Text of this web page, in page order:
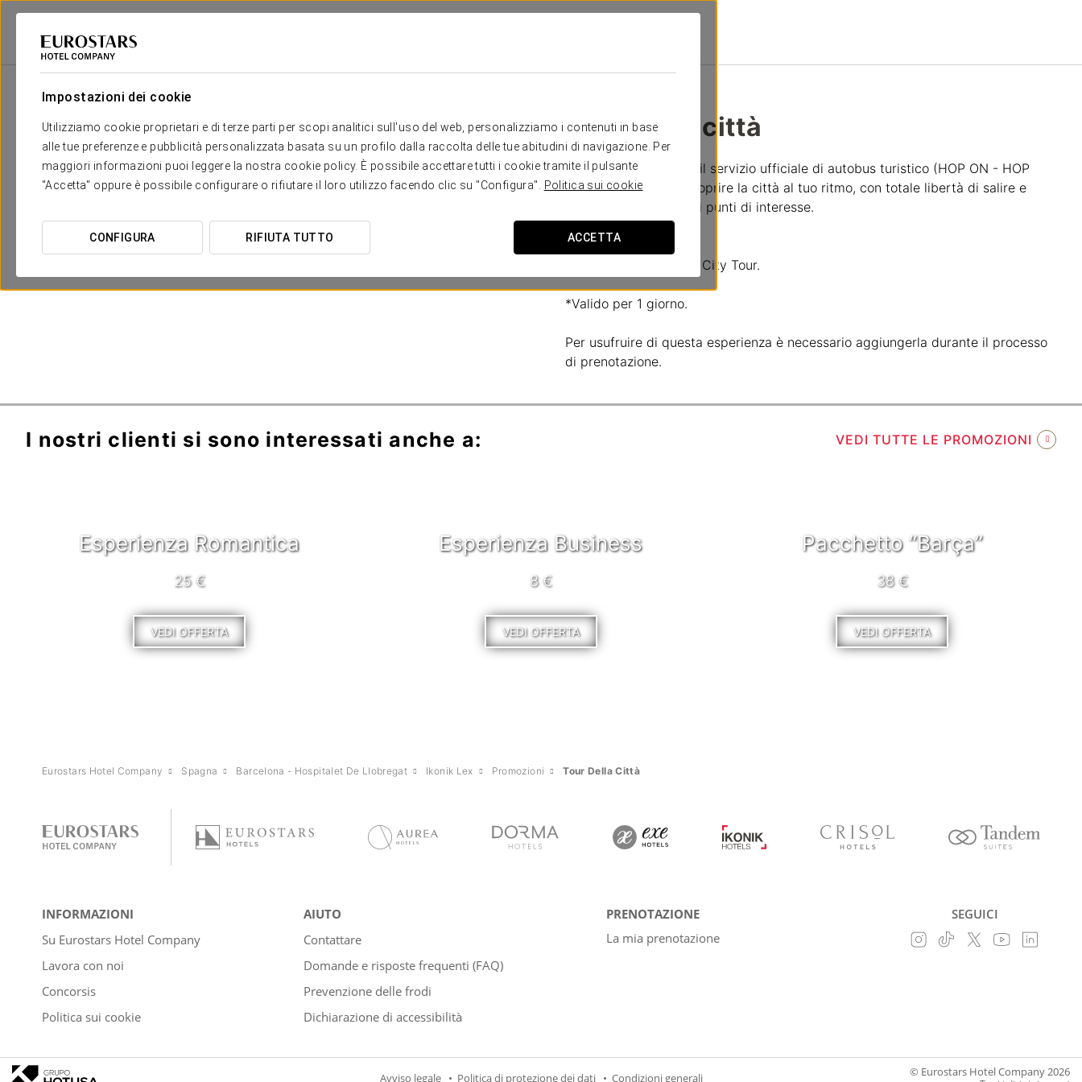
Impostazioni dei cookie
Utilizziamo cookie proprietari e di terze parti per scopi analitici sull'uso del web, personalizziamo i contenuti in base
alle tue preferenze e pubblicità personalizzata basata su un profilo dalla raccolta delle tue abitudini di navigazione. Per
maggiori informazioni puoi leggere la nostra cookie policy. È possibile accettare tutti i cookie tramite il pulsante
"Accetta" oppure è possibile configurare o rifiutare il loro utilizzo facendo clic su "Configura".
Politica sui cookie
CONFIGURA RIFIUTA TUTTO ACCETTA
Eurostars Hotel Company
Tour della città
Barcelona City Tour è il servizio ufficiale di autobus turistico (HOP ON - HOP
OFF) che ti invita a scoprire la città al tuo ritmo, con totale libertà di salire e
scendere nei principali punti di interesse.
Include:
- 1 biglietto Barcelona City Tour.
*Valido per 1 giorno.
Per usufruire di questa esperienza è necessario aggiungerla durante il processo
di prenotazione.
I nostri clienti si sono interessati anche a: VEDI TUTTE LE PROMOZIONI
Esperienza Romantica
25 €
VEDI OFFERTA
Esperienza Business
8 €
VEDI OFFERTA
Pacchetto “Barça”
38 €
VEDI OFFERTA
Eurostars Hotel Company Spagna Barcelona - Hospitalet De Llobregat Ikonik Lex Promozioni Tour Della Città
INFORMAZIONI
Su Eurostars Hotel Company
Lavora con noi
Concorsis
Politica sui cookie
AIUTO
Contattare
Domande e risposte frequenti (FAQ)
Prevenzione delle frodi
Dichiarazione di accessibilità
PRENOTAZIONE
La mia prenotazione
SEGUICI
Avviso legale Politica di protezione dei dati Condizioni generali © Eurostars Hotel Company 2026